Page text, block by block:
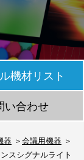
機材リスト
い合わせ
器
会議用機器
スシグナルライト